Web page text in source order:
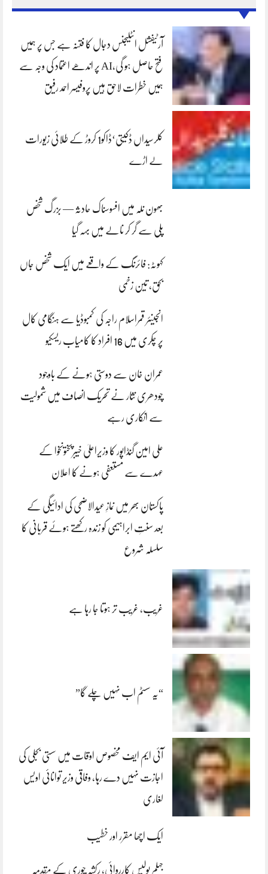
آرٹیفشل انٹلیجنس دجال کا فتنہ ہے جس پر ہمیں
فتح حاصل ہو گی،AI پر اندھے اعتماد کی وجہ سے
ہمیں خطرات لاحق ہیں پروفیسر احمد رفیق
کلرسیداں ڈکیتی‘ڈاکو1 کروڑ کے طلائی زیورات
لے اڑے
بھون نلہ میں افسوسناک حادثہ — بزرگ شخص
پلی سے گر کر نالے میں بہہ گیا
کہوٹہ: فائرنگ کے واقعے میں ایک شخص جاں
بحق، تین زخمی
انجینئر قمراسلام راجہ کی کمبوڈیا سے ہنگامی کال
پر چکری میں 16 افراد کا کامیاب ریسکیو
عمران خان سے دوستی ہونے کے باوجود
چودھری نثار نے تحریک انصاف میں شمولیت
سے انکاری رہے
علی امین گنڈاپور کا وزیراعلیٰ خیبرپختونخوا کے
عہدے سے مستعفی ہونے کا اعلان
پاکستان بھر میں نمازِ عیدالاضحی کی ادائیگی کے
بعد سنتِ ابراہیمی کو زندہ رکھتے ہوئے قربانی کا
سلسلہ شروع
غریب، غریب تر ہوتا جا رہا ہے
“یہ سسٹم اب نہیں چلے گا”
آئی ایم ایف مخصوص اوقات میں سستی بجلی کی
اجازت نہیں دے رہا، وفاقی وزیر توانائی اویس
لغاری
ایک اچھا مقرر اور خطیب
جہلم پولیس کارروائی، رکشہ چوری کے مقدمہ